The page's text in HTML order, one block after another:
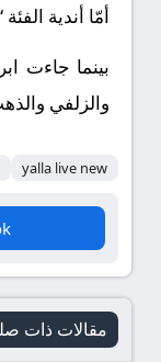
أمّا أندية
بينما جاءت
والزلفي
yalla live new
مقالات ذات